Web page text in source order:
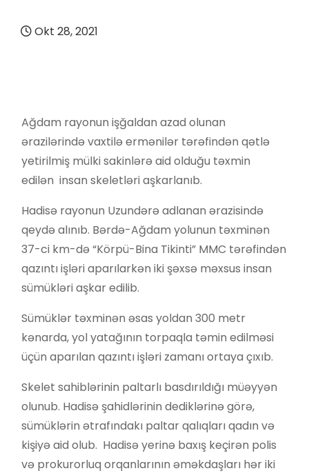
Okt 28, 2021
Ağdam rayonun işğaldan azad olunan
ərazilərində vaxtilə ermənilər tərəfindən qətlə
yetirilmiş mülki sakinlərə aid olduğu təxmin
edilən insan skeletləri aşkarlanıb.
Hadisə rayonun Uzundərə adlanan ərazisində
qeydə alınıb. Bərdə-Ağdam yolunun təxminən
37-ci km-də “Körpü-Bina Tikinti” MMC tərəfindən
qazıntı işləri aparılarkən iki şəxsə məxsus insan
sümükləri aşkar edilib.
Sümüklər təxminən əsas yoldan 300 metr
kənarda, yol yatağının torpaqla təmin edilməsi
üçün aparılan qazıntı işləri zamanı ortaya çıxıb.
Skelet sahiblərinin paltarlı basdırıldığı müəyyən
olunub. Hadisə şahidlərinin dediklərinə görə,
sümüklərin ətrafındakı paltar qalıqları qadın və
kişiyə aid olub. Hadisə yerinə baxış keçirən polis
və prokurorluq orqanlarının əməkdaşları hər iki